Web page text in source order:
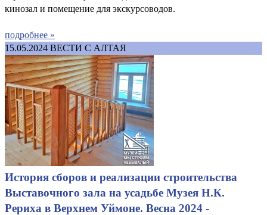
кинозал и помещение для экскурсоводов.
подробнее »
15.05.2024 ВЕСТИ С АЛТАЯ
История сборов и реализации строительства
Выставочного зала на усадьбе Музея Н.К.
Рериха в Верхнем Уймоне. Весна 2024 -